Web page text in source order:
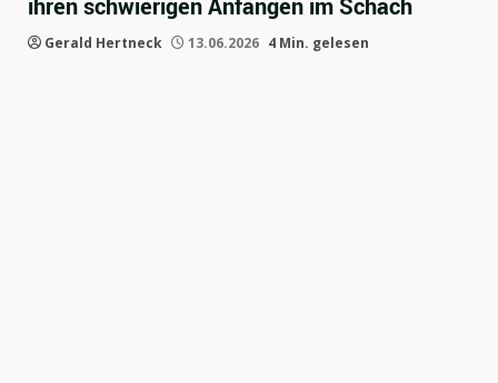
ihren schwierigen Anfängen im Schach
Gerald Hertneck 13.06.2026 4 Min. gelesen